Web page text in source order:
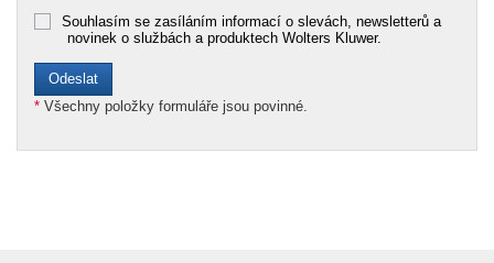
Souhlasím se zasíláním informací o slevách, newsletterů a
novinek o službách a produktech Wolters Kluwer.
* Všechny položky formuláře jsou povinné.